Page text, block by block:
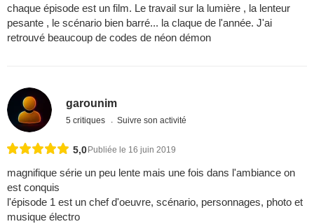
chaque épisode est un film. Le travail sur la lumière , la lenteur
pesante , le scénario bien barré... la claque de l'année. J'ai
retrouvé beaucoup de codes de néon démon
garounim
5 critiques Suivre son activité
5,0Publiée le 16 juin 2019
magnifique série un peu lente mais une fois dans l'ambiance on
est conquis
l'épisode 1 est un chef d'oeuvre, scénario, personnages, photo et
musique électro